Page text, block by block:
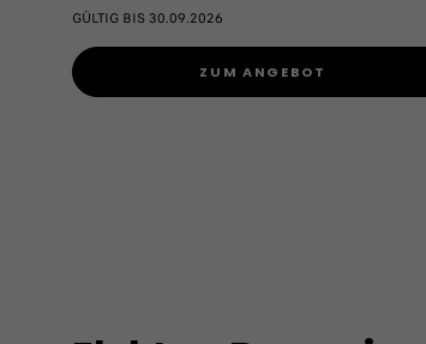
GÜLTIG BIS 30.09.2026
ZUM ANGEBOT